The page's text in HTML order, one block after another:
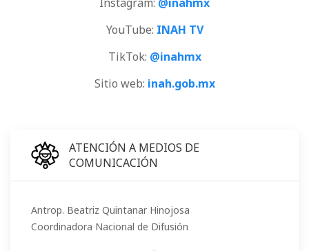
YouTube: INAH TV
TikTok: @inahmx
Sitio web: inah.gob.mx
ATENCIÓN A MEDIOS DE
COMUNICACIÓN
Antrop. Beatriz Quintanar Hinojosa
Coordinadora Nacional de Difusión